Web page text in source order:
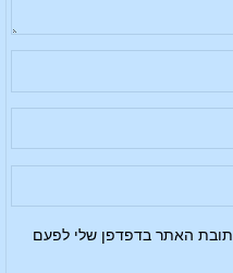
האתר בדפדפן שלי לפעם